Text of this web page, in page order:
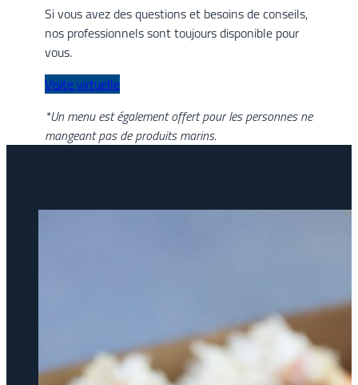
Si vous avez des questions et besoins de conseils,
nos professionnels sont toujours disponible pour
vous.
Visite virtuelle
*Un menu est également offert pour les personnes ne
mangeant pas de produits marins.